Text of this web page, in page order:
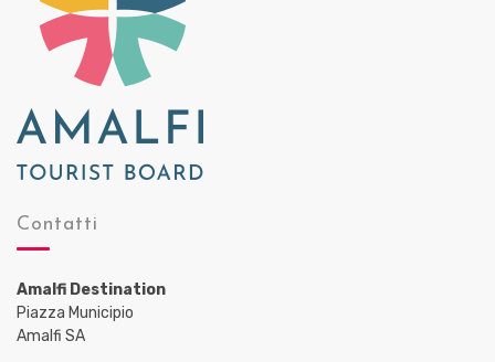
Contatti
Amalfi Destination
Piazza Municipio
Amalfi SA